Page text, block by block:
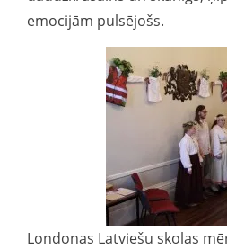
emocijām pulsējošs.
Londonas Latviešu skolas